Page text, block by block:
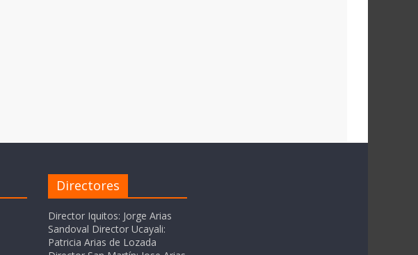
Directores
Director Iquitos: Jorge Arias
Sandoval Director Ucayali:
Patricia Arias de Lozada